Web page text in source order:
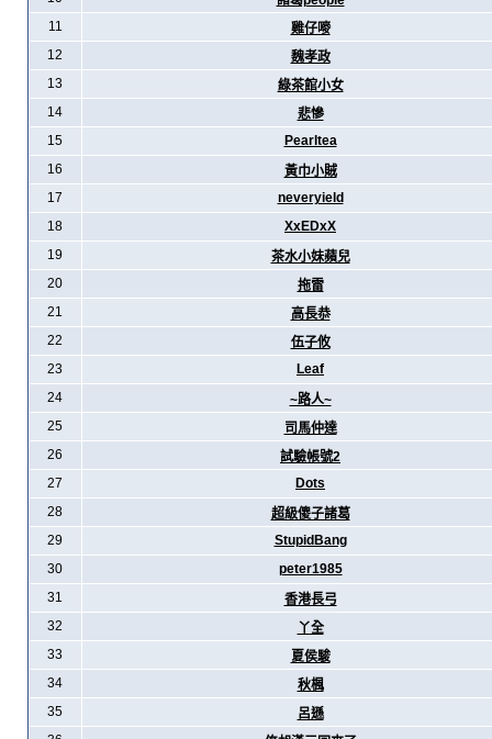
11
雞仔嘜
12
魏孝政
13
綠茶館小女
14
悲慘
15
Pearltea
16
黃巾小賊
17
neveryield
18
XxEDxX
19
茶水小妹蘋兒
20
拖雷
21
高長恭
22
伍子攸
23
Leaf
24
~路人~
25
司馬仲達
26
試驗帳號2
27
Dots
28
超級傻子諸葛
29
StupidBang
30
peter1985
31
香港長弓
32
丫全
33
夏侯駿
34
秋楓
35
呂遜